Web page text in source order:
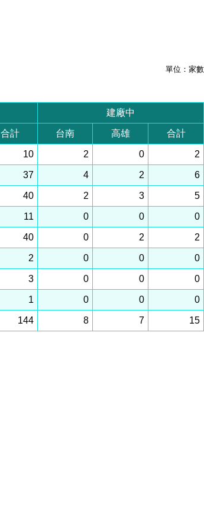
單位：家數
建廠中
合計 台南 高雄 合計
10 2 0 2
37 4 2 6
40 2 3 5
11 0 0 0
40 0 2 2
2 0 0 0
3 0 0 0
1 0 0 0
144 8 7 15